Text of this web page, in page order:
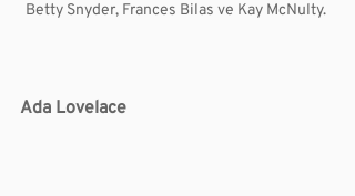
Betty Snyder, Frances Bilas ve Kay McNulty.
Ada Lovelace